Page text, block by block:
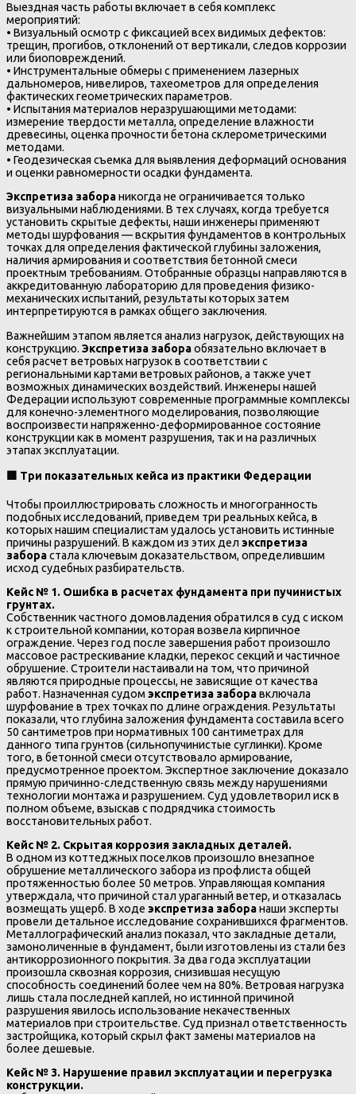
Выездная часть работы включает в себя комплекс
мероприятий:
• Визуальный осмотр с фиксацией всех видимых дефектов:
трещин, прогибов, отклонений от вертикали, следов коррозии
или биоповреждений.
• Инструментальные обмеры с применением лазерных
дальномеров, нивелиров, тахеометров для определения
фактических геометрических параметров.
• Испытания материалов неразрушающими методами:
измерение твердости металла, определение влажности
древесины, оценка прочности бетона склерометрическими
методами.
• Геодезическая съемка для выявления деформаций основания
и оценки равномерности осадки фундамента.
Экспретиза забораникогда не ограничивается только
визуальными наблюдениями. В тех случаях, когда требуется
установить скрытые дефекты, наши инженеры применяют
методы шурфования — вскрытия фундаментов в контрольных
точках для определения фактической глубины заложения,
наличия армирования и соответствия бетонной смеси
проектным требованиям. Отобранные образцы направляются в
аккредитованную лабораторию для проведения физико-
механических испытаний, результаты которых затем
интерпретируются в рамках общего заключения.
Важнейшим этапом является анализ нагрузок, действующих на
конструкцию. Экспретиза забораобязательно включает в
себя расчет ветровых нагрузок в соответствии с
региональными картами ветровых районов, а также учет
возможных динамических воздействий. Инженеры нашей
Федерации используют современные программные комплексы
для конечно-элементного моделирования, позволяющие
воспроизвести напряженно-деформированное состояние
конструкции как в момент разрушения, так и на различных
этапах эксплуатации.
🟩 Три показательных кейса из практики Федерации
Чтобы проиллюстрировать сложность и многогранность
подобных исследований, приведем три реальных кейса, в
которых нашим специалистам удалось установить истинные
причины разрушений. В каждом из этих дел экспретиза
заборастала ключевым доказательством, определившим
исход судебных разбирательств.
Кейс № 1. Ошибка в расчетах фундамента при пучинистых
грунтах.
Собственник частного домовладения обратился в суд с иском
к строительной компании, которая возвела кирпичное
ограждение. Через год после завершения работ произошло
массовое растрескивание кладки, перекос секций и частичное
обрушение. Строители настаивали на том, что причиной
являются природные процессы, не зависящие от качества
работ. Назначенная судом экспретиза заборавключала
шурфование в трех точках по длине ограждения. Результаты
показали, что глубина заложения фундамента составила всего
50 сантиметров при нормативных 100 сантиметрах для
данного типа грунтов (сильнопучинистые суглинки). Кроме
того, в бетонной смеси отсутствовало армирование,
предусмотренное проектом. Экспертное заключение доказало
прямую причинно-следственную связь между нарушениями
технологии монтажа и разрушением. Суд удовлетворил иск в
полном объеме, взыскав с подрядчика стоимость
восстановительных работ.
Кейс № 2. Скрытая коррозия закладных деталей.
В одном из коттеджных поселков произошло внезапное
обрушение металлического забора из профлиста общей
протяженностью более 50 метров. Управляющая компания
утверждала, что причиной стал ураганный ветер, и отказалась
возмещать ущерб. В ходе экспретиза заборанаши эксперты
провели детальное исследование сохранившихся фрагментов.
Металлографический анализ показал, что закладные детали,
замоноличенные в фундамент, были изготовлены из стали без
антикоррозионного покрытия. За два года эксплуатации
произошла сквозная коррозия, снизившая несущую
способность соединений более чем на 80%. Ветровая нагрузка
лишь стала последней каплей, но истинной причиной
разрушения явилось использование некачественных
материалов при строительстве. Суд признал ответственность
застройщика, который скрыл факт замены материалов на
более дешевые.
Кейс № 3. Нарушение правил эксплуатации и перегрузка
конструкции.